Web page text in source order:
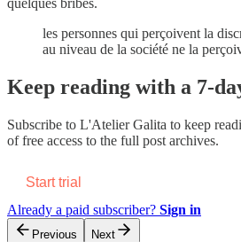
les personnes qui perçoivent la
au niveau de la société ne la
Keep reading with a 7-
Subscribe to L'Atelier Galita to keep
of free access to the full post archives.
Start trial
Already a paid subscriber? Sign in
Previous Next